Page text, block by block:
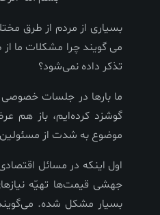
بسيارى از مردم از طرق
می گویند چرا مشكلات ما
تذكر داده نمى‌شود؟
ما بارها در جلسات
گوشزد كرده‌ايم، باز هم
موضوع به شدت از
اول اينكه در مسائل
جهشى قيمت‌ها تهيّه
بسيار مشكل شده.